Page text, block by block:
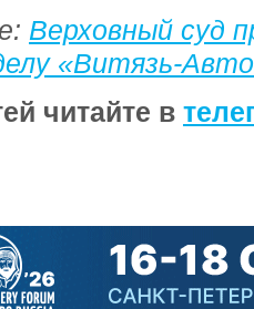
Верховный суд
«Витязь-
читайте в